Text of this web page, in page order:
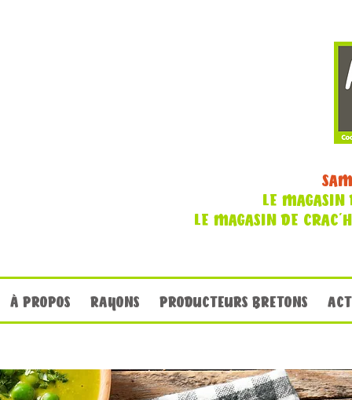
LE MAGASIN
LE MAGASIN DE
À PROPOS RAYONS PRODUCTEURS BRETONS